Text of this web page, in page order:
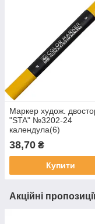
Маркер худож.
"STA" №3202-24
календула(6)
38,70 ₴
Купити
Акційні